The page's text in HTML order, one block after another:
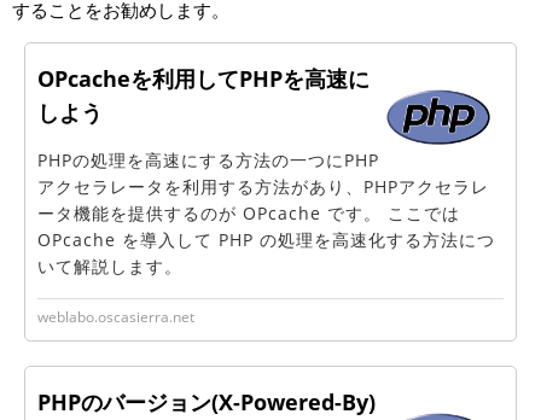
することをお勧めします。
OPcacheを利用してPHPを高速に
しよう
PHPの処理を高速にする方法の一つにPHP
アクセラレータを利用する方法があり、PHPアクセラレ
ータ機能を提供するのが OPcache です。 ここでは
OPcache を導入して PHP の処理を高速化する方法につ
いて解説します。
weblabo.oscasierra.net
PHPのバージョン(X-Powered-By)